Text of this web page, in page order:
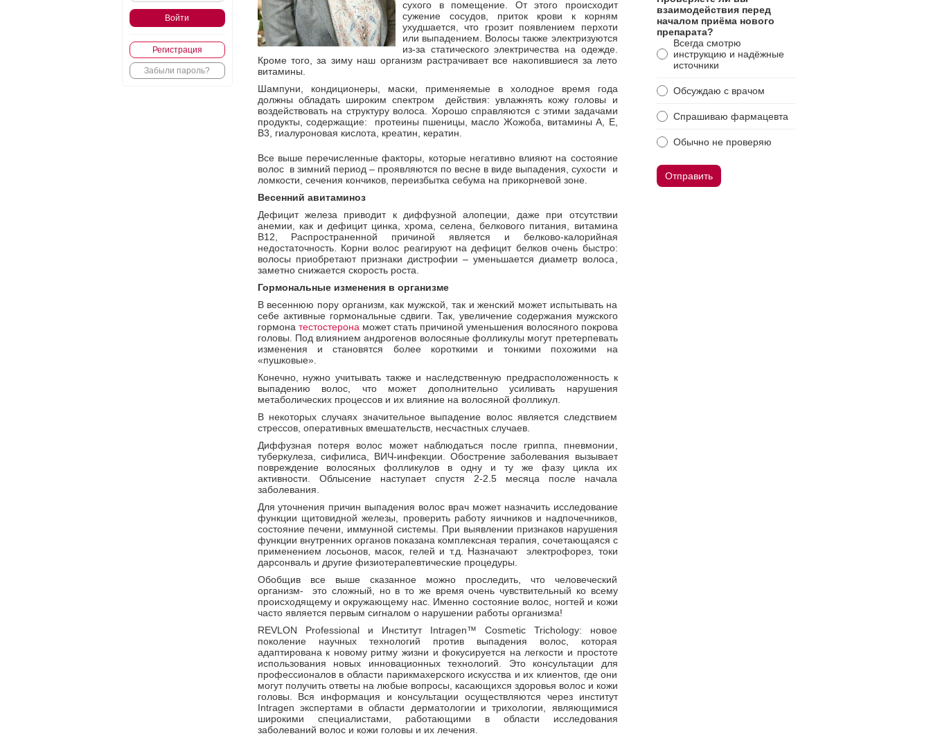
Регистрация
Забыли пароль?
сухого в помещение. От этого происходит
сужение сосудов, приток крови к корням
ухудшается, что грозит появлением перхоти
или выпадением. Волосы также электризуются
из-за статического электричества на одежде.
Кроме того, за зиму наш организм растрачивает все накопившиеся за лето
витамины.
Шампуни, кондиционеры, маски, применяемые в холодное время года
должны обладать широким спектром действия: увлажнять кожу головы и
воздействовать на структуру волоса. Хорошо справляются с этими задачами
продукты, содержащие: протеины пшеницы, масло Жожоба, витамины А, Е,
В3, гиалуроновая кислота, креатин, кератин.
Все выше перечисленные факторы, которые негативно влияют на состояние
волос в зимний период – проявляются по весне в виде выпадения, сухости и
ломкости, сечения кончиков, переизбытка себума на прикорневой зоне.
Весенний авитаминоз
Дефицит железа приводит к диффузной алопеции, даже при отсутствии
анемии, как и дефицит цинка, хрома, селена, белкового питания, витамина
В12, Распространенной причиной является и белково-калорийная
недостаточность. Корни волос реагируют на дефицит белков очень быстро:
волосы приобретают признаки дистрофии – уменьшается диаметр волоса,
заметно снижается скорость роста.
Гормональные изменения в организме
В весеннюю пору организм, как мужской, так и женский может испытывать на
себе активные гормональные сдвиги. Так, увеличение содержания мужского
гормона тестостерона может стать причиной уменьшения волосяного покрова
головы. Под влиянием андрогенов волосяные фолликулы могут претерпевать
изменения и становятся более короткими и тонкими похожими на
«пушковые».
Конечно, нужно учитывать также и наследственную предрасположенность к
выпадению волос, что может дополнительно усиливать нарушения
метаболических процессов и их влияние на волосяной фолликул.
В некоторых случаях значительное выпадение волос является следствием
стрессов, оперативных вмешательств, несчастных случаев.
Диффузная потеря волос может наблюдаться после гриппа, пневмонии,
туберкулеза, сифилиса, ВИЧ-инфекции. Обострение заболевания вызывает
повреждение волосяных фолликулов в одну и ту же фазу цикла их
активности. Облысение наступает спустя 2-2.5 месяца после начала
заболевания.
Для уточнения причин выпадения волос врач может назначить исследование
функции щитовидной железы, проверить работу яичников и надпочечников,
состояние печени, иммунной системы. При выявлении признаков нарушения
функции внутренних органов показана комплексная терапия, сочетающаяся с
применением лосьонов, масок, гелей и т.д. Назначают электрофорез, токи
дарсонваль и другие физиотерапевтические процедуры.
Обобщив все выше сказанное можно проследить, что человеческий
организм- это сложный, но в то же время очень чувствительный ко всему
происходящему и окружающему нас. Именно состояние волос, ногтей и кожи
часто является первым сигналом о нарушении работы организма!
REVLON Professional и Институт Intragen™ Cosmetic Trichology: новое
поколение научных технологий против выпадения волос, которая
адаптирована к новому ритму жизни и фокусируется на легкости и простоте
использования новых инновационных технологий. Это консультации для
профессионалов в области парикмахерского искусства и их клиентов, где они
могут получить ответы на любые вопросы, касающихся здоровья волос и кожи
головы. Вся информация и консультации осуществляются через институт
Intragen экспертами в области дерматологии и трихологии, являющимися
широкими специалистами, работающими в области исследования
заболеваний волос и кожи головы и их лечения.
взаимодействия перед
началом приёма нового
препарата?
Всегда смотрю
инструкцию и надёжные
источники
Обсуждаю с врачом
Спрашиваю фармацевта
Обычно не проверяю
Отправить